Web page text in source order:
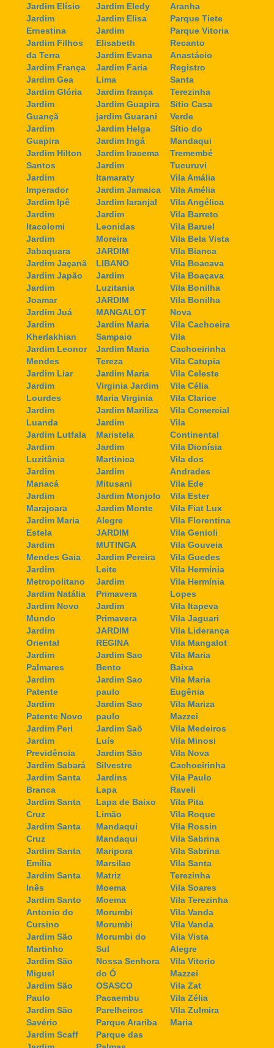
Jardim Elísio
Jardim
Ernestina
Jardim Filhos
da Terra
Jardim França
Jardim Gea
Jardim Glória
Jardim
Guançã
Jardim
Guapira
Jardim Hilton
Santos
Jardim
Imperador
Jardim Ipê
Jardim
Itacolomi
Jardim
Jabaquara
Jardim Jaçanã
Jardim Japão
Jardim
Joamar
Jardim Juá
Jardim
Kherlakhian
Jardim Leonor
Mendes
Jardim Liar
Jardim
Lourdes
Jardim
Luanda
Jardim Lutfala
Jardim
Luzitânia
Jardim
Manacá
Jardim
Marajoara
Jardim Maria
Estela
Jardim
Mendes Gaia
Jardim
Metropolitano
Jardim Natália
Jardim Novo
Mundo
Jardim
Oriental
Jardim
Palmares
Jardim
Patente
Jardim
Patente Novo
Jardim Peri
Jardim
Previdência
Jardim Sabará
Jardim Santa
Branca
Jardim Santa
Cruz
Jardim Santa
Cruz
Jardim Santa
Emília
Jardim Santa
Inês
Jardim Santo
Antonio do
Cursino
Jardim São
Martinho
Jardim São
Miguel
Jardim São
Paulo
Jardim São
Savério
Jardim Scaff
Jardim Eledy
Jardim Elisa
Jardim
Elisabeth
Jardim Evana
Jardim Faria
Lima
Jardim frança
Jardim Guapira
jardim Guarani
Jardim Helga
Jardim Ingá
Jardim Iracema
Jardim
Itamaraty
Jardim Jamaica
Jardim laranjal
Jardim
Leonidas
Moreira
JARDIM
LIBANO
Jardim
Luzitania
JARDIM
MANGALOT
Jardim Maria
Sampaio
Jardim Maria
Tereza
Jardim Maria
Virginia Jardim
Maria Virginia
Jardim Mariliza
Jardim
Maristela
Jardim
Martinica
Jardim
Mitusani
Jardim Monjolo
Jardim Monte
Alegre
JARDIM
MUTINGA
Jardim Pereira
Leite
Jardim
Primavera
Jardim
Primavera
JARDIM
REGINA
Jardim Sao
Bento
Jardim Sao
paulo
Jardim Sao
paulo
Jardim Saõ
Luís
Jardim São
Silvestre
Jardins
Lapa
Lapa de Baixo
Limão
Mandaqui
Mandaqui
Maripora
Marsilac
Matriz
Moema
Moema
Morumbi
Morumbi
Morumbi do
Sul
Nossa Senhora
do Ó
OSASCO
Pacaembu
Parelheiros
Parque Arariba
Parque das
Aranha
Parque Tiete
Parque Vitoria
Recanto
Anastácio
Registro
Santa
Terezinha
Sitio Casa
Verde
Sítio do
Mandaqui
Tremembé
Tucuruvi
Vila Amália
Vila Amélia
Vila Angélica
Vila Barreto
Vila Baruel
Vila Bela Vista
Vila Bianca
Vila Boacava
Vila Boaçava
Vila Bonilha
Vila Bonilha
Nova
Vila Cachoeira
Vila
Cachoeirinha
Vila Catupia
Vila Celeste
Vila Célia
Vila Clarice
Vila Comercial
Vila
Continental
Vila Dionísia
Vila dos
Andrades
Vila Ede
Vila Ester
Vila Fiat Lux
Vila Florentina
Vila Genioli
Vila Gouveia
Vila Guedes
Vila Hermínia
Vila Hermínia
Lopes
Vila Itapeva
Vila Jaguari
Vila Liderança
Vila Mangalot
Vila Maria
Baixa
Vila Maria
Eugênia
Vila Mariza
Mazzei
Vila Medeiros
Vila Minosi
Vila Nova
Cachoeirinha
Vila Paulo
Raveli
Vila Pita
Vila Roque
Vila Rossin
Vila Sabrina
Vila Sabrina
Vila Santa
Terezinha
Vila Soares
Vila Terezinha
Vila Vanda
Vila Vanda
Vila Vista
Alegre
Vila Vitorio
Mazzei
Vila Zat
Vila Zélia
Vila Zulmira
Maria